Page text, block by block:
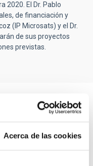
Acerca de las cookies
2020. El Dr. Pablo
de financiación y
(IP Microsats) y el Dr.
de sus proyectos
previstas.